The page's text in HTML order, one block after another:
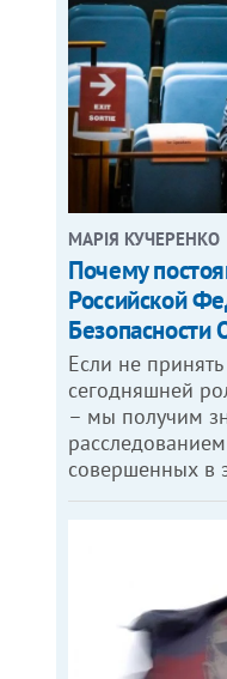
МАРІЯ КУЧЕРЕНКО
​Почему
Российской
Если не
сегодняшней
– мы получим
совершенных в